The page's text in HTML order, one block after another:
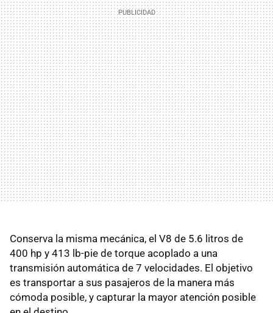
Conserva la misma mecánica, el V8 de 5.6 litros de
400 hp y 413 lb-pie de torque acoplado a una
transmisión automática de 7 velocidades. El objetivo
es transportar a sus pasajeros de la manera más
cómoda posible, y capturar la mayor atención posible